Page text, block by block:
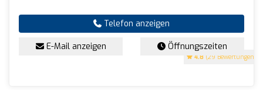
4.8 (29 Bewertungen)
Telefon anzeigen
E-Mail anzeigen Öffnungszeiten